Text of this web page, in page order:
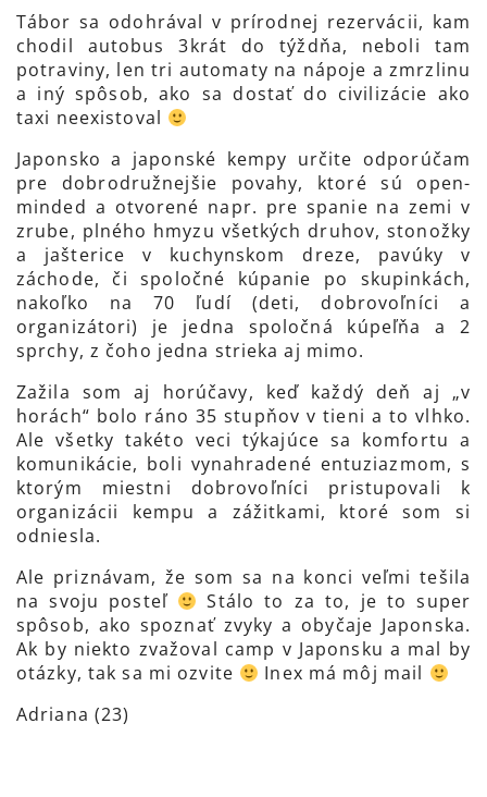
Tábor sa odohrával v prírodnej rezervácii, kam
chodil autobus 3krát do týždňa, neboli tam
potraviny, len tri automaty na nápoje a zmrzlinu
a iný spôsob, ako sa dostať do civilizácie ako
taxi neexistoval
Japonsko a japonské kempy určite odporúčam
pre dobrodružnejšie povahy, ktoré sú open-
minded a otvorené napr. pre spanie na zemi v
zrube, plného hmyzu všetkých druhov, stonožky
a jašterice v kuchynskom dreze, pavúky v
záchode, či spoločné kúpanie po skupinkách,
nakoľko na 70 ľudí (deti, dobrovoľníci a
organizátori) je jedna spoločná kúpeľňa a 2
sprchy, z čoho jedna strieka aj mimo.
Zažila som aj horúčavy, keď každý deň aj „v
horách“ bolo ráno 35 stupňov v tieni a to vlhko.
Ale všetky takéto veci týkajúce sa komfortu a
komunikácie, boli vynahradené entuziazmom, s
ktorým miestni dobrovoľníci pristupovali k
organizácii kempu a zážitkami, ktoré som si
odniesla.
Ale priznávam, že som sa na konci veľmi tešila
na svoju posteľ
Stálo to za to, je to super
spôsob, ako spoznať zvyky a obyčaje Japonska.
Ak by niekto zvažoval camp v Japonsku a mal by
otázky, tak sa mi ozvite
Inex má môj mail
Adriana (23)